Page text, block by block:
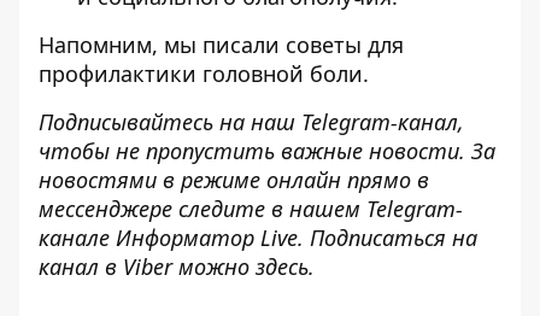
Напомним, мы писали советы для
профилактики головной боли.
Подписывайтесь на наш Telegram-канал,
чтобы не пропустить важные новости. За
новостями в режиме онлайн прямо в
мессенджере следите в нашем Telegram-
канале Информатор Live. Подписаться на
канал в Viber можно здесь.